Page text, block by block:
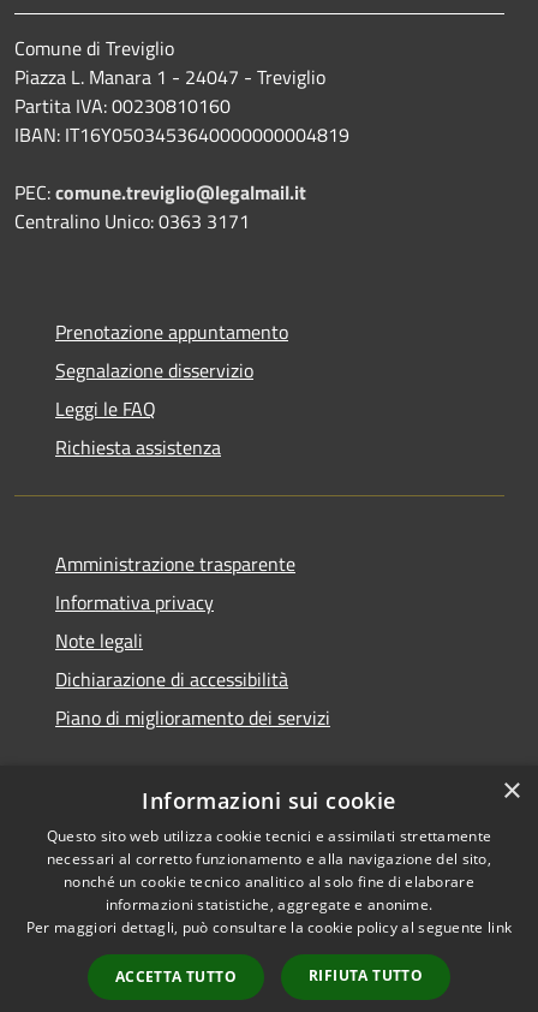
Comune di Treviglio
Piazza L. Manara 1 - 24047 - Treviglio
Partita IVA: 00230810160
IBAN: IT16Y0503453640000000004819
PEC:comune.treviglio@legalmail.it
Centralino Unico: 0363 3171
Prenotazione appuntamento
Segnalazione disservizio
Leggi le FAQ
Richiesta assistenza
Amministrazione trasparente
Informativa privacy
Note legali
Dichiarazione di accessibilità
Piano di miglioramento dei servizi
RSS
Accessibilità
Privacy
Cookie
Mappa del sito
Webmail
Copyright © 2026 • Comune di
Treviglio • Powered by
Municipium•Accesso
redazione
×
Informazioni sui cookie
Questo sito web utilizza cookie tecnici e assimilati strettamente
necessari al corretto funzionamento e alla navigazione del sito,
nonché un cookie tecnico analitico al solo fine di elaborare
informazioni statistiche, aggregate e anonime.
Per maggiori dettagli, può consultare la cookie policy al seguente link
ACCETTA TUTTO RIFIUTA TUTTO